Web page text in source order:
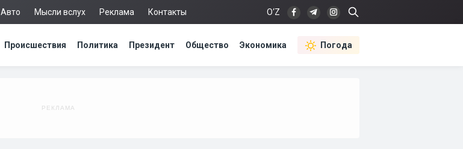
Авто Мысли вслух Реклама Контакты O‘Z
Происшествия Политика Президент Общество Экономика Погода